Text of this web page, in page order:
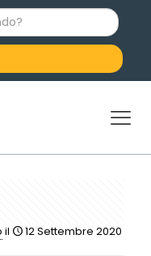
il 12 Settembre 2020